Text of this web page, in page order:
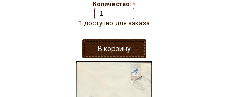
Количество: *
1 доступно для заказа